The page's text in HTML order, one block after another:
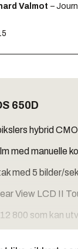
Valmot –
650D
hybrid
med manuelle
med 5 bilder/sek
View LCD II
800 som kan